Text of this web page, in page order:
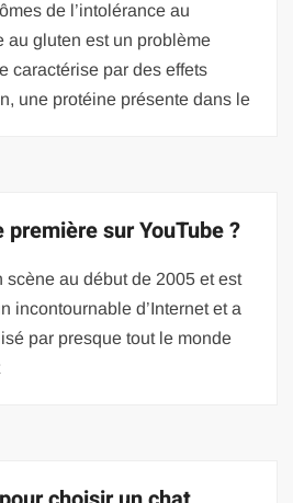
de l’intolérance au
au gluten est un problème
caractérise par des effets
une protéine présente dans le
première sur YouTube ?
scène au début de 2005 et est
incontournable d’Internet et a
par presque tout le monde